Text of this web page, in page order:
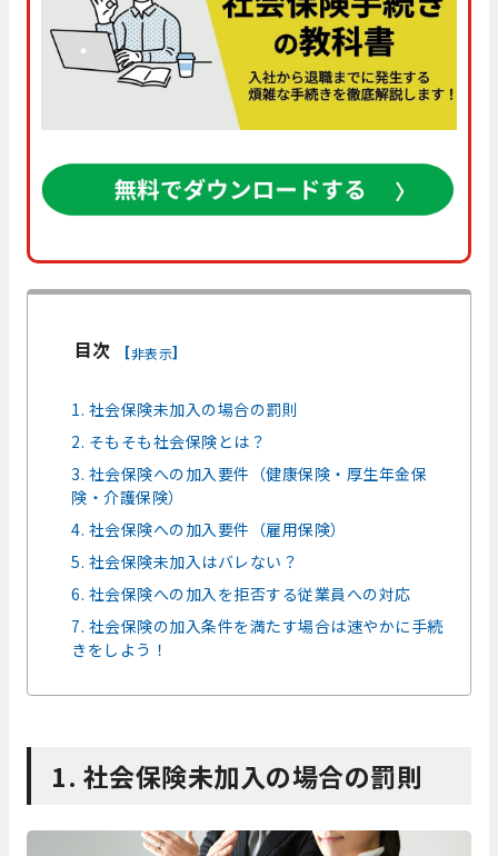
目次 [非表示]
1. 社会保険未加入の場合の罰則
2. そもそも社会保険とは？
3. 社会保険への加入要件（健康保険・厚生年金保
険・介護保険）
4. 社会保険への加入要件（雇用保険）
5. 社会保険未加入はバレない？
6. 社会保険への加入を拒否する従業員への対応
7. 社会保険の加入条件を満たす場合は速やかに手続
きをしよう！
1. 社会保険未加入の場合の罰則